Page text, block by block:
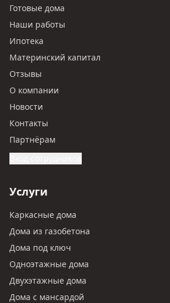
Готовые дома
Наши работы
Ипотека
Материнский капитал
Отзывы
О компании
Новости
Контакты
Партнёрам
Услуги
Каркасные дома
Дома из газобетона
Дома под ключ
Одноэтажные дома
Двухэтажные дома
Дома с мансардой